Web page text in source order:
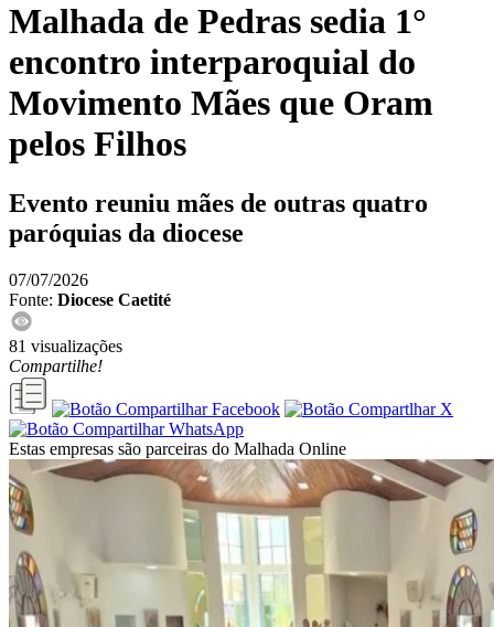
Malhada de Pedras sedia 1°
encontro interparoquial do
Movimento Mães que Oram
pelos Filhos
Evento reuniu mães de outras quatro
paróquias da diocese
07/07/2026
Fonte: Diocese Caetité
81 visualizações
Compartilhe!
Estas empresas são parceiras do Malhada Online